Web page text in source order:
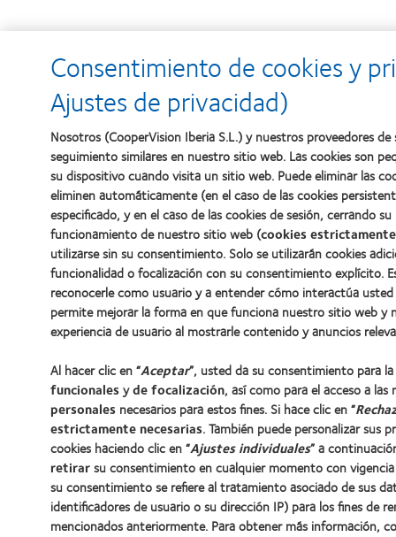
Consentimiento de cookies y
Ajustes de privacidad)
Nosotros (CooperVision Iberia S.L.) y nuestros proveedores
seguimiento similares en nuestro sitio web. Las cookies son
su dispositivo cuando visita un sitio web. Puede eliminar las
eliminen automáticamente (en el caso de las cookies
especificado, y en el caso de las cookies de sesión, cerrando
funcionamiento de nuestro sitio web (cookies
utilizarse sin su consentimiento. Solo se utilizarán cookies
funcionalidad o focalización con su consentimiento explícito.
reconocerle como usuario y a entender cómo interactúa
permite mejorar la forma en que funciona nuestro sitio web y
experiencia de usuario al mostrarle contenido y anuncios
Al hacer clic en “Aceptar”, usted da su consentimiento para
funcionalesyde focalización, así como para el acceso a
personales necesarios para estos fines. Si hace clic en “
estrictamente necesarias. También puede personalizar sus
cookies haciendo clic en “Ajustes individuales” a
retirarsu consentimiento en cualquier momento con
su consentimiento se refiere al tratamiento asociado de sus
identificadores de usuario o su dirección IP) para los fines de
mencionados anteriormente. Para obtener más información,